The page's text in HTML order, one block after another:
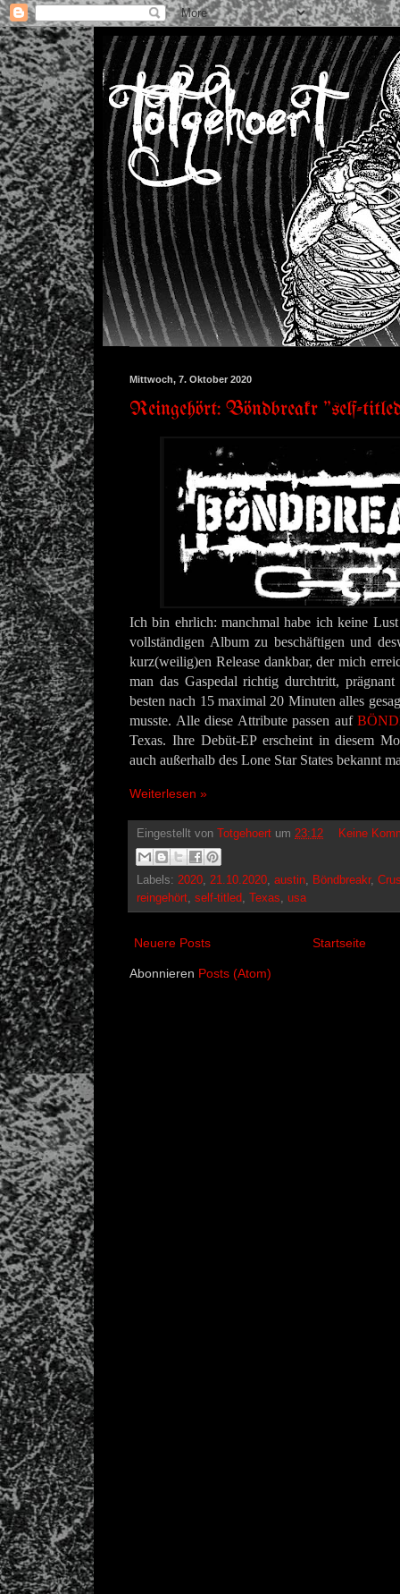
Mittwoch, 7. Oktober 2020
Reingehört: Böndbreakr "self-
Ich bin ehrlich: manchmal habe ich keine
vollständigen Album zu beschäftigen und
kurz(weilig)en Release dankbar, der mich
man das Gaspedal richtig durchtritt,
besten nach 15 maximal 20 Minuten alles
musste. Alle diese Attribute passen auf
Texas. Ihre Debüt-EP erscheint in diesem
auch außerhalb des Lone Star States bekannt
Weiterlesen »
Eingestellt von Totgehoert um 23:12 Keine
Labels: 2020, 21.10.2020, austin, Böndbreakr,
reingehört, self-titled, Texas, usa
Neuere Posts Startseite
Abonnieren Posts (Atom)